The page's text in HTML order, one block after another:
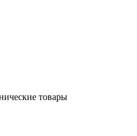
товары